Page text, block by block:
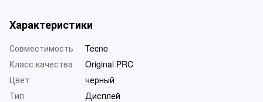
Характеристики
Совместимость
Tecno
Класс качества
Original PRC
Цвет
черный
Тип
Дисплей